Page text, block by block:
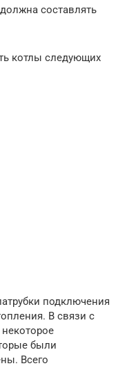
составлять
котлы следующих
подключения
В связи с
некоторое
были
Всего